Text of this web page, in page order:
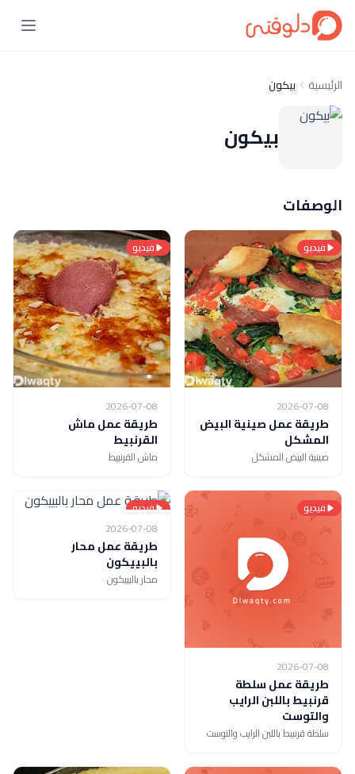
الرئيسية بيكون
بيكون
الوصفات
فيديو
2026-07-08
طريقة عمل صينية البيض
المشكل
صينية البيض المشكل
فيديو
2026-07-08
طريقة عمل ماش
القرنبيط
ماش القرنبيط
فيديو
2026-07-08
طريقة عمل سلطة
قرنبيط باللبن الرايب
والتوست
سلطة قرنبيط باللبن الرايب والتوست
فيديو
2026-07-08
طريقة عمل محار
بالبييكون
محار بالبييكون